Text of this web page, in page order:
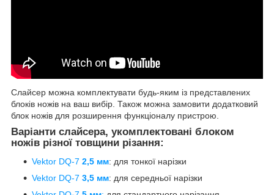
Слайсер можна комплектувати будь-яким із представлених
блоків ножів на ваш вибір. Також можна замовити додатковий
блок ножів для розширення функціоналу пристрою.
Варіанти слайсера, укомплектовані блоком
ножів різної товщини різання:
Vektor DQ-7 2,5 мм: для тонкої нарізки
Vektor DQ-7 3,5 мм: для середньої нарізки